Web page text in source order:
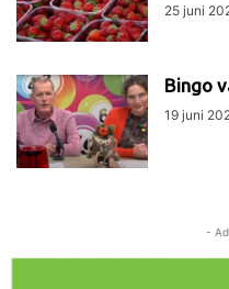
25 juni
Bingo
19 juni
-